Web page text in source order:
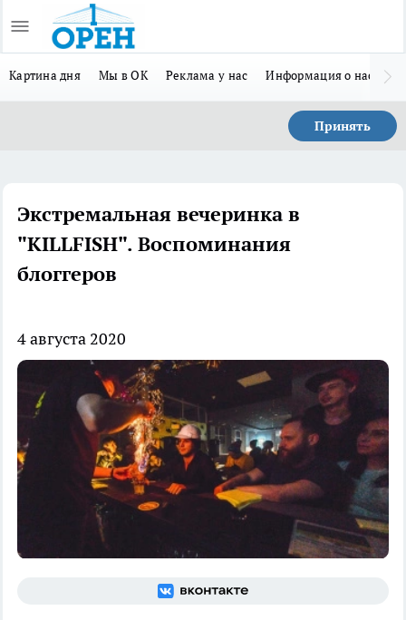
Картина дня Мы в ОК Реклама у нас Информация о нас
Принять
Экстремальная вечеринка в
"KILLFISH". Воспоминания
блоггеров
4 августа 2020